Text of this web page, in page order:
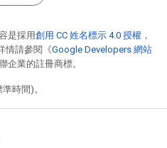
是採用創用 CC 姓名標示 4.0 授權 ，
情請參閱《Google Developers 網站
企業的註冊商標。
時間)。